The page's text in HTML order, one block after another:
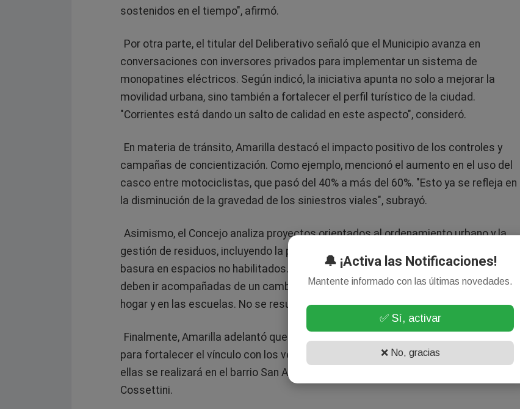
sostenidos en el tiempo", afirmó.
Por otra parte, el titular del Deliberativo señaló que el Municipio avanza en
conversaciones con inversores privados para implementar un sistema de
monopatines eléctricos. Según indicó, la iniciativa apunta no solo a mejorar la
movilidad urbana, sino también a fortalecer el perfil turístico de la ciudad.
"Corrientes está dando un salto de calidad en este aspecto", consideró.
En materia de tránsito, Amarilla destacó el impacto positivo de los controles y
campañas de concientización. Como ejemplo, mencionó el aumento en el uso del
casco entre motociclistas, que pasó del 40% a más del 60%. "Esto ya se refleja en
la disminución de la gravedad de los siniestros viales", subrayó.
Asimismo, el Concejo analiza proyectos orientados al ordenamiento urbano y la
gestión de residuos, incluyendo la posible aplicación de sanciones a quienes arrojen
basura en espacios no habilitados. El funcionario enfatizó que estas medidas
deben ir acompañadas de un cambio cultural. "Es un trabajo que empieza en el
hogar y en las escuelas. No se resuelve de un día para el otro", expresó.
Finalmente, Amarilla adelantó que las sesiones itinerantes del Concejo servirán
para fortalecer el vínculo con los vecinos y difundir estas políticas. La primera de
ellas se realizará en el barrio San Antonio Este, en el Colegio Secundario Olga
Cossettini.
🔔 ¡Activa las Notificaciones!
Mantente informado con las últimas novedades.
✅ Sí, activar
❌ No, gracias